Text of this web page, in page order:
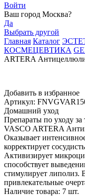
Войти
Ваш город Москва?
Да
Выбрать другой
Главная Каталог
КОСМЕЦЕВТИКА
ARTERA
Добавить в избранное
Артикул:
Домашний уход
Препараты по уходу за
VASCO ARTERA
Оказывает
корректирует
Активизирует
способствует
стимулирует липолиз.
привлекательные
Наличие товара: 7 шт.